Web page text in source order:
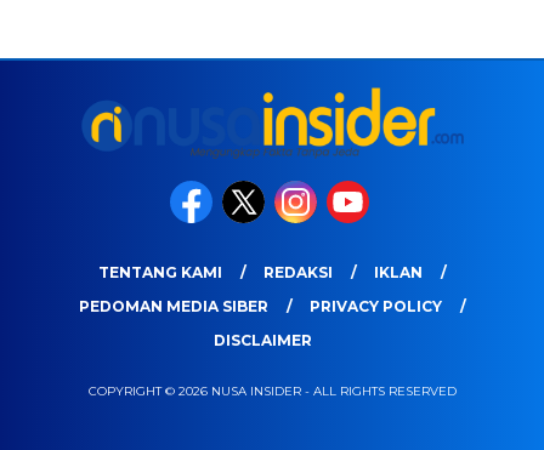
TENTANG KAMI REDAKSI
IKLAN
PEDOMAN MEDIA SIBER
PRIVACY POLICY
DISCLAIMER
COPYRIGHT © 2026 NUSA INSIDER - ALL RIGHTS RESERVED